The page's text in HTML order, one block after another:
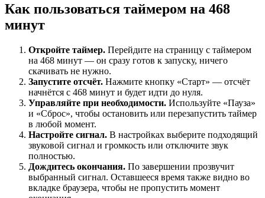
Как пользоваться таймером на 468
минут
Откройте таймер. Перейдите на страницу с таймером
на 468 минут — он сразу готов к запуску, ничего
скачивать не нужно.
Запустите отсчёт. Нажмите кнопку «Старт» — отсчёт
начнётся с 468 минут и будет идти до нуля.
Управляйте при необходимости. Используйте «Пауза»
и «Сброс», чтобы остановить или перезапустить таймер
в любой момент.
Настройте сигнал. В настройках выберите подходящий
звуковой сигнал и громкость или отключите звук
полностью.
Дождитесь окончания. По завершении прозвучит
выбранный сигнал. Оставшееся время также видно во
вкладке браузера, чтобы не пропустить момент